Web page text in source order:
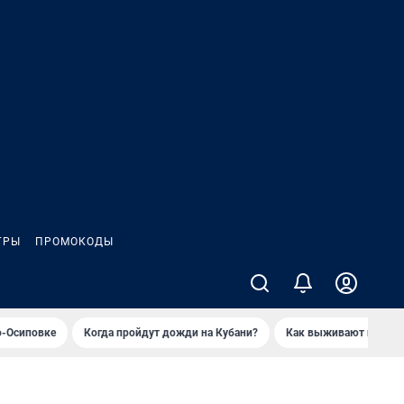
ПРОМОКОДЫ
Осиповке Когда пройдут дожди на Кубани? Как выживают